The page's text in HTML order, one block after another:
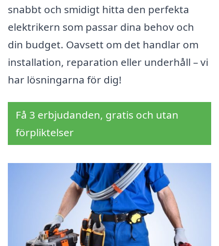
snabbt och smidigt hitta den perfekta
elektrikern som passar dina behov och
din budget. Oavsett om det handlar om
installation, reparation eller underhåll – vi
har lösningarna för dig!
Få 3 erbjudanden, gratis och utan
förpliktelser